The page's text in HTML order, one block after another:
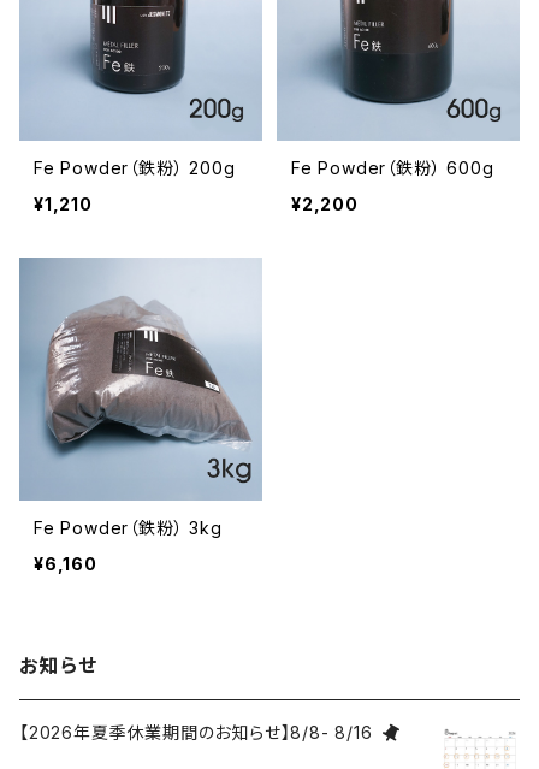
Fe Powder（鉄粉） 200g
¥1,210
Fe Powder（鉄粉） 600g
¥2,200
Fe Powder（鉄粉） 3kg
¥6,160
お知らせ
【2026年夏季休業期間のお知らせ】8/8- 8/16